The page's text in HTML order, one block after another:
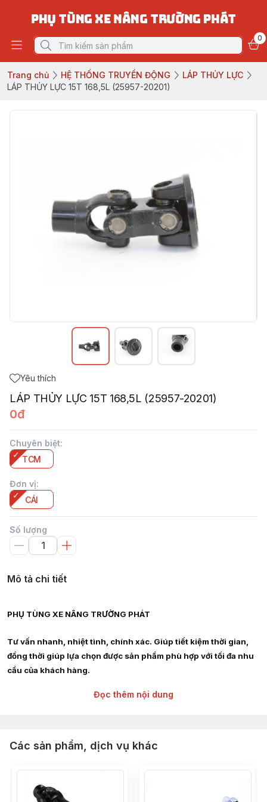
PHỤ TÙNG XE NÂNG TRƯỜNG PHÁT
0
Trang chủ HỆ THỐNG TRUYỀN ĐỘNG
LÁP THỦY LỰC
LÁP THỦY LỰC 15T 168,5L (25957-20201)
Yêu thích
LÁP THỦY LỰC 15T 168,5L (25957-20201)
0đ
Chuyên biệt:
TCM
Đơn vị:
CÁI
Số lượng
Mô tả chi tiết
PHỤ TÙNG XE NÂNG TRƯỜNG PHÁT
Tư vấn nhanh, nhiệt tình, chính xác. Giúp tiết kiệm thời gian,
đồng thời giúp lựa chọn được sản phẩm phù hợp với tối đa nhu
cầu của khách hàng.
Giao hàng siêu tốc nội thành HCM, Hà Nội, Bình Dương, Đồng
Phụ tùng, linh kiện, chi tiết kỹ thuật xe nâng hàng các hãng :
TOYOTA, TCM, MITSUBISHI, KOMAT'SU, HELI, HANGCHA,
YALE, SUMITOMO, EP, SHINKO, NISSAN, YANMAR, DAEWOO,
HYUNDAI, SAMSUNG, CLARK, HYSTER, NICHIYU, LINDE,
Đọc thêm nội dung
Các sản phẩm, dịch vụ khác